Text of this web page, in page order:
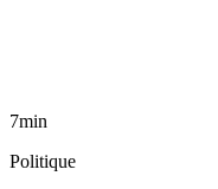
7min
Politique